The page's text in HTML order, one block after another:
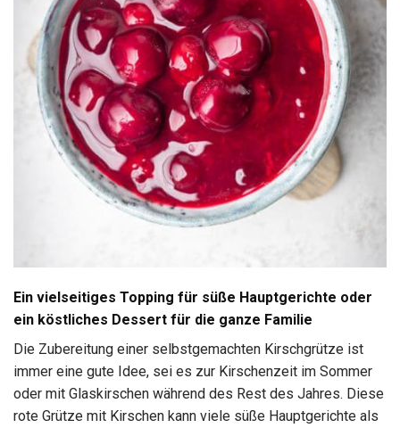
Ein vielseitiges Topping für süße Hauptgerichte oder
ein köstliches Dessert für die ganze Familie
Die Zubereitung einer selbstgemachten Kirschgrütze ist
immer eine gute Idee, sei es zur Kirschenzeit im Sommer
oder mit Glaskirschen während des Rest des Jahres. Diese
rote Grütze mit Kirschen kann viele süße Hauptgerichte als